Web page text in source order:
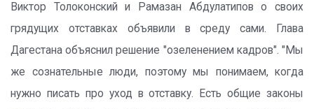
Виктор Толоконский и Рамазан Абдулатипов о своих
грядущих отставках объявили в среду сами. Глава
Дагестана объяснил решение "озеленением кадров". "Мы
же сознательные люди, поэтому мы понимаем, когда
нужно писать про уход в отставку. Есть общие законы